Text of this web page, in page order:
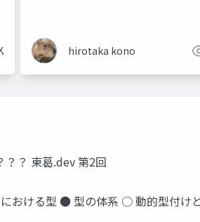
hirotaka kono
？？ 東葛.dev 第2回
おける型 ● 型の体系 ○ 動的型付け